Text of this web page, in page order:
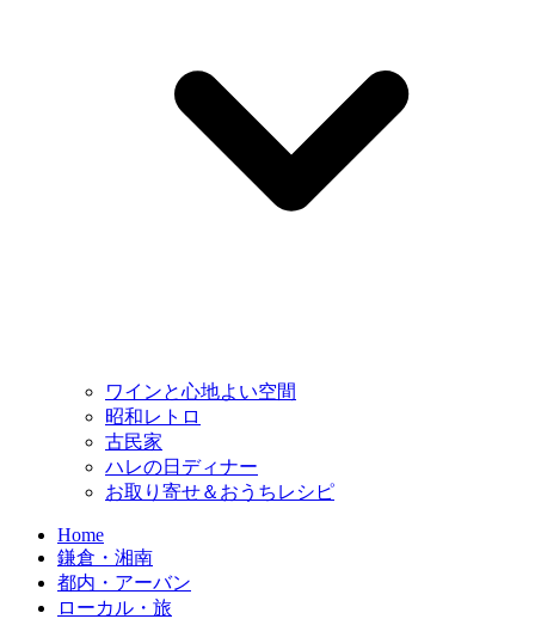
ワインと心地よい空間
昭和レトロ
古民家
ハレの日ディナー
お取り寄せ＆おうちレシピ
Home
鎌倉・湘南
都内・アーバン
ローカル・旅